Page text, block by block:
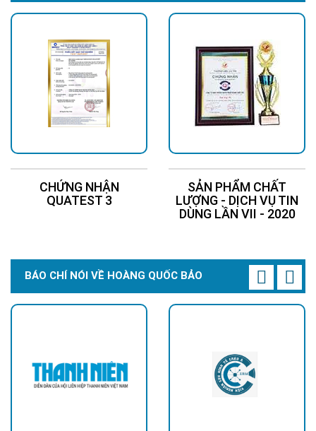
CHỨNG NHẬN
QUATEST 3
SẢN PHẨM CHẤT
LƯỢNG - DỊCH VỤ TIN
DÙNG LẦN VII - 2020
BÁO CHÍ NÓI VỀ HOÀNG QUỐC BẢO